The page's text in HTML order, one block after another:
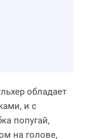
обладает
и с
попугай,
на голове,